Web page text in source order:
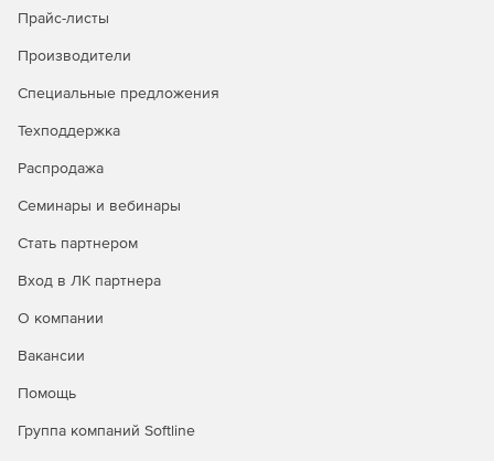
Прайс-листы
Производители
Специальные предложения
Техподдержка
Распродажа
Семинары и вебинары
Стать партнером
Вход в ЛК партнера
О компании
Вакансии
Помощь
Группа компаний Softline